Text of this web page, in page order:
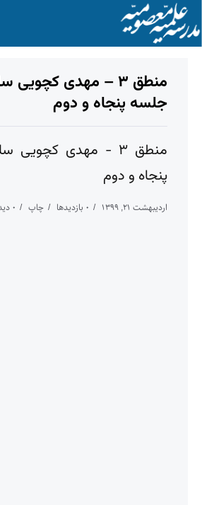
منطق ۳ – مهدی کچویی
جلسه پنجاه و دوم
منطق ۳ - مهدی
پنجاه و دوم
اردیبهشت ۲۱, ۱۳۹۹ ۰ بازدیدها چاپ ۰ دیدگاه ها